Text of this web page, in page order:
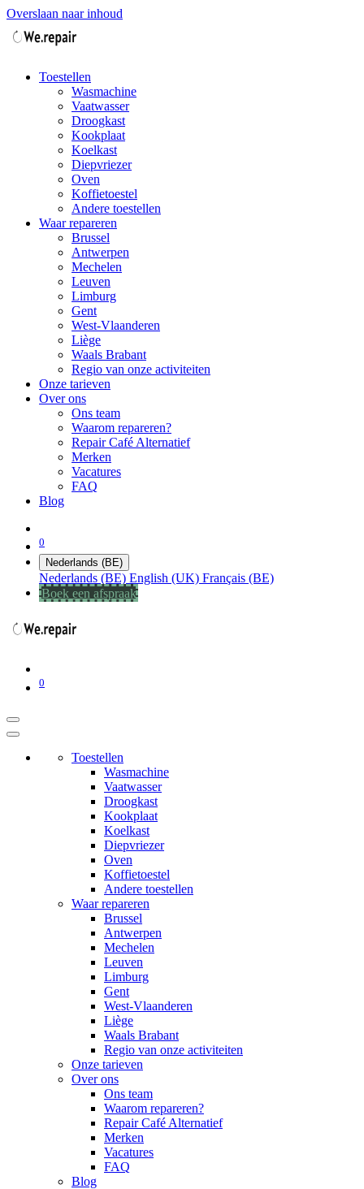
Overslaan naar inhoud
Toestellen
Wasmachine
Vaatwasser
Droogkast
Kookplaat
Koelkast
Diepvriezer
Oven
Koffietoestel
Andere toestellen
Waar repareren
Brussel
Antwerpen
Mechelen
Leuven
Limburg
Gent
West-Vlaanderen
Liège
Waals Brabant
Regio van onze activiteiten
Onze tarieven
Over ons
Ons team
Waarom repareren?
Repair Café Alternatief
Merken
Vacatures
FAQ
Blog
0
Nederlands (BE)
Nederlands (BE) English (UK) Français (BE)
Boek een afspraak
0
Toestellen
Wasmachine
Vaatwasser
Droogkast
Kookplaat
Koelkast
Diepvriezer
Oven
Koffietoestel
Andere toestellen
Waar repareren
Brussel
Antwerpen
Mechelen
Leuven
Limburg
Gent
West-Vlaanderen
Liège
Waals Brabant
Regio van onze activiteiten
Onze tarieven
Over ons
Ons team
Waarom repareren?
Repair Café Alternatief
Merken
Vacatures
FAQ
Blog